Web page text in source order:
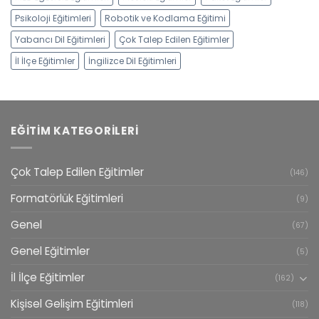
Psikoloji Eğitimleri
Robotik ve Kodlama Eğitimi
Yabancı Dil Eğitimleri
Çok Talep Edilen Eğitimler
İl İlçe Eğitimler
İngilizce Dil Eğitimleri
EĞITIM KATEGORILERI
Çok Talep Edilen Eğitimler (146)
Formatörlük Eğitimleri (9)
Genel (67)
Genel Eğitimler (5)
İl İlçe Eğitimler (162)
Kişisel Gelişim Eğitimleri (118)